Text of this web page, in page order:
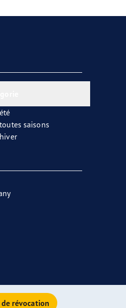
saisons
révocation